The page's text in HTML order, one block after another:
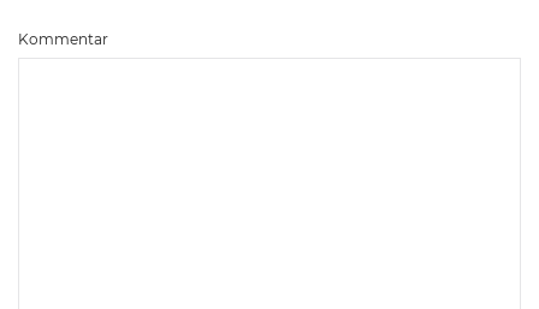
Kommentar